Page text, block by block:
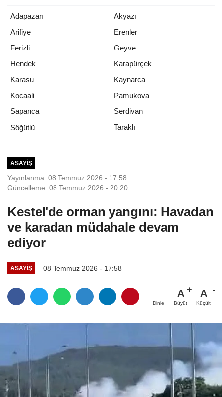
Adapazarı
Akyazı
Arifiye
Erenler
Ferizli
Geyve
Hendek
Karapürçek
Karasu
Kaynarca
Kocaali
Pamukova
Sapanca
Serdivan
Söğütlü
Taraklı
ASAYIŞ
Yayınlanma: 08 Temmuz 2026 - 17:58
Güncelleme: 08 Temmuz 2026 - 20:20
Kestel'de orman yangını: Havadan
ve karadan müdahale devam
ediyor
ASAYIŞ 08 Temmuz 2026 - 17:58
Dinle
A
Büyüt
A
Küçült